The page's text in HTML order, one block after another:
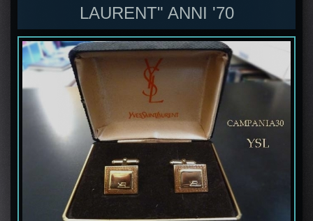
LAURENT" ANNI '70